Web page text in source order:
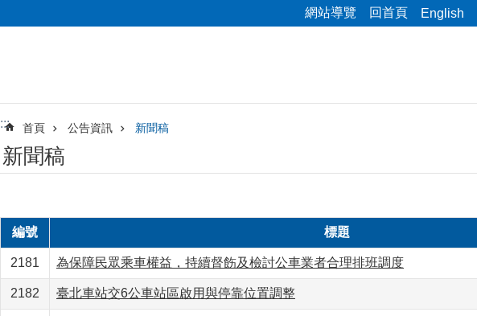
網站導覽 回首頁 English
::: 首頁 公告資訊 新聞稿
新聞稿
編號 標題
2181 為保障民眾乘車權益，持續督飭及檢討公車業者合理排班調度
2182 臺北車站交6公車站區啟用與停靠位置調整